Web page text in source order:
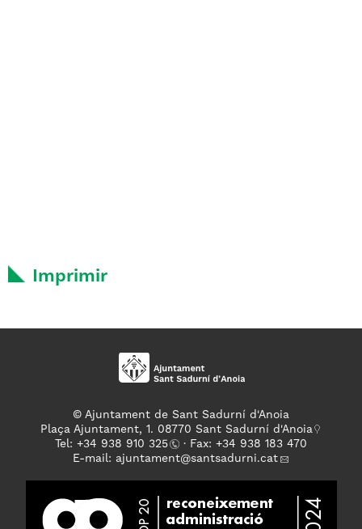
Imprimir
© Ajuntament de Sant Sadurní d'Anoia
Plaça Ajuntament, 1. 08770 Sant Sadurní d'Anoia
Tel: +34 938 910 325
· Fax: +34 938 183 470
E-mail: ajuntament@santsadurni.cat